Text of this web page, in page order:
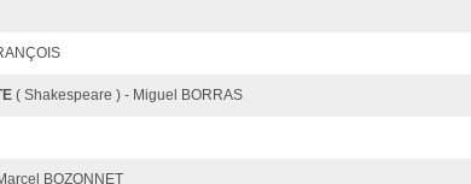
( Shakespeare ) - Miguel BORRAS
BOZONNET